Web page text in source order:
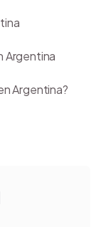
Argentina
Argentina?